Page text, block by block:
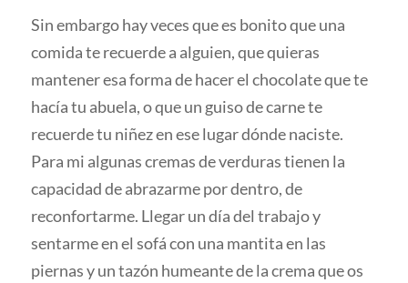
Sin embargo hay veces que es bonito que una
comida te recuerde a alguien, que quieras
mantener esa forma de hacer el chocolate que te
hacía tu abuela, o que un guiso de carne te
recuerde tu niñez en ese lugar dónde naciste.
Para mi algunas cremas de verduras tienen la
capacidad de abrazarme por dentro, de
reconfortarme. Llegar un día del trabajo y
sentarme en el sofá con una mantita en las
piernas y un tazón humeante de la crema que os